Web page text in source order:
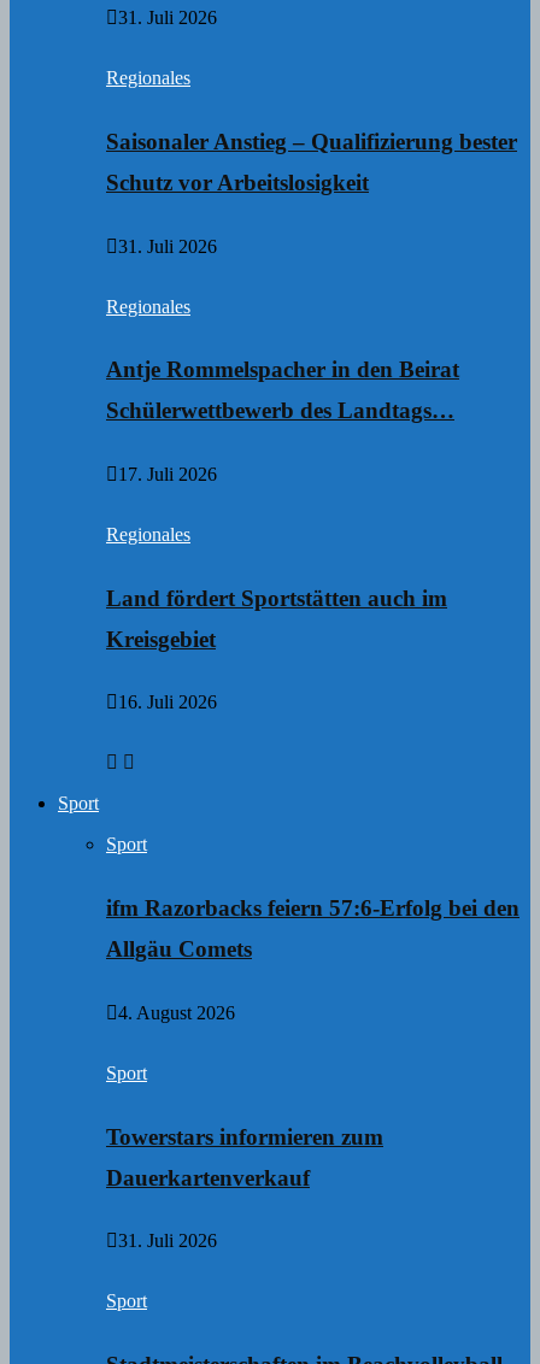
31. Juli 2026
Regionales
Saisonaler Anstieg – Qualifizierung bester
Schutz vor Arbeitslosigkeit
31. Juli 2026
Regionales
Antje Rommelspacher in den Beirat
Schülerwettbewerb des Landtags…
17. Juli 2026
Regionales
Land fördert Sportstätten auch im
Kreisgebiet
16. Juli 2026
Sport
Sport
ifm Razorbacks feiern 57:6-Erfolg bei den
Allgäu Comets
4. August 2026
Sport
Towerstars informieren zum
Dauerkartenverkauf
31. Juli 2026
Sport